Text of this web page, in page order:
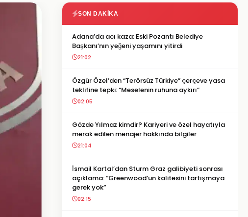
SON DAKIKA
Adana’da acı kaza: Eski Pozantı Belediye
Başkanı’nın yeğeni yaşamını yitirdi
21:02
Özgür Özel’den “Terörsüz Türkiye” çerçeve yasa
teklifine tepki: “Meselenin ruhuna aykırı”
02:05
Gözde Yılmaz kimdir? Kariyeri ve özel hayatıyla
merak edilen menajer hakkında bilgiler
21:04
İsmail Kartal’dan Sturm Graz galibiyeti sonrası
açıklama: “Greenwood’un kalitesini tartışmaya
gerek yok”
02:15